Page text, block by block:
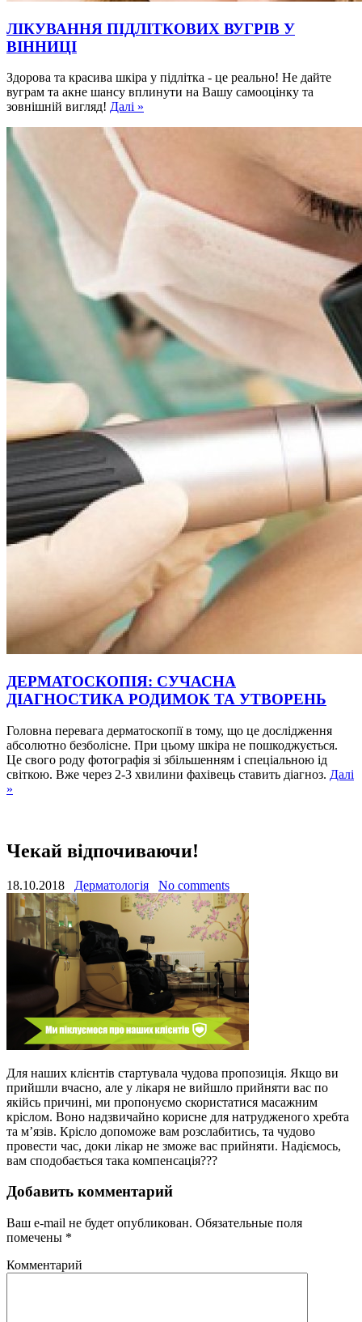
ЛІКУВАННЯ ПІДЛІТКОВИХ ВУГРІВ У
ВІННИЦІ
Здорова та красива шкіра у підлітка - це реально! Не дайте
вуграм та акне шансу вплинути на Вашу самооцінку та
зовнішній вигляд! Далі »
ДЕРМАТОСКОПІЯ: СУЧАСНА
ДІАГНОСТИКА РОДИМОК ТА УТВОРЕНЬ
Головна перевага дерматоскопії в тому, що це дослідження
абсолютно безболісне. При цьому шкіра не пошкоджується.
Це свого роду фотографія зі збільшенням і спеціальною ід
світкою. Вже через 2-3 хвилини фахівець ставить діагноз. Далі
»
Чекай відпочиваючи!
18.10.2018 Дерматологія No comments
Для наших клієнтів стартувала чудова пропозиція. Якщо ви
прийшли вчасно, але у лікаря не вийшло прийняти вас по
якійсь причині, ми пропонуємо скористатися масажним
кріслом. Воно надзвичайно корисне для натрудженого хребта
та м’язів. Крісло допоможе вам розслабитись, та чудово
провести час, доки лікар не зможе вас прийняти. Надіємось,
вам сподобається така компенсація???
Добавить комментарий
Ваш e-mail не будет опубликован. Обязательные поля
помечены *
Комментарий